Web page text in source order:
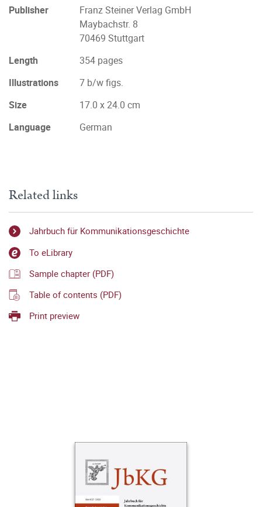
Publisher
Franz Steiner Verlag GmbH
Maybachstr. 8
70469 Stuttgart
Length
354 pages
Illustrations
7 b/w figs.
Size
17.0 x 24.0 cm
Language
German
Related links
Jahrbuch für Kommunikationsgeschichte
To eLibrary
Sample chapter (PDF)
Table of contents (PDF)
Print preview